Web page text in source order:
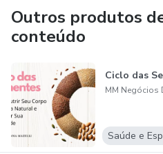
Outros produtos
conteúdo
Ciclo das
Saúde e